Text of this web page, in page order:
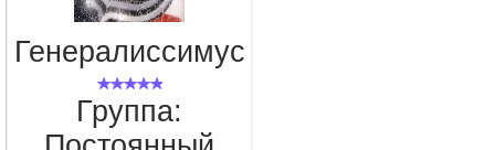
Генералиссимус
Группа: